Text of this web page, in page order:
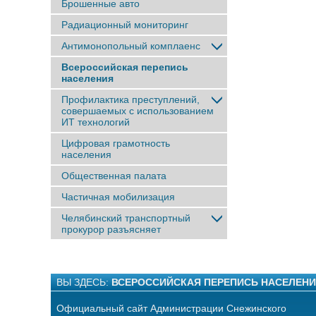
Брошенные авто
Радиационный мониторинг
Антимонопольный комплаенс
Всероссийская перепись
населения
Профилактика преступлений,
совершаемых с использованием
ИТ технологий
Цифровая грамотность
населения
Общественная палата
Частичная мобилизация
Челябинский транспортный
прокурор разъясняет
ВЫ ЗДЕСЬ: ВСЕРОССИЙСКАЯ ПЕРЕПИСЬ
Официальный сайт Администрации Снежинского